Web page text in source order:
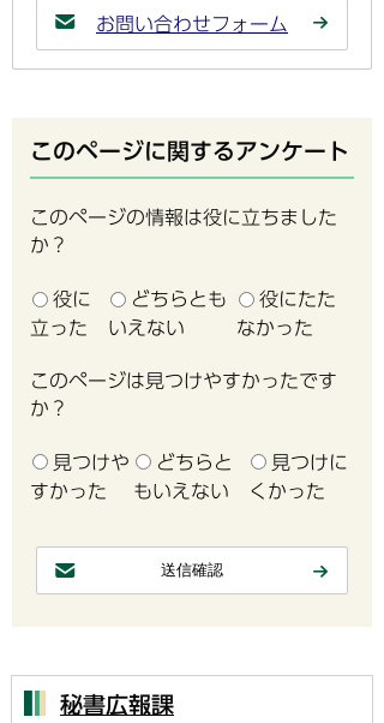
お問い合わせフォーム
このページに関するアンケート
このページの情報は役に立ちました
か？
役に
立った
どちらとも
いえない
役にたた
なかった
このページは見つけやすかったです
か？
見つけや
すかった
どちらと
もいえない
見つけに
くかった
秘書広報課